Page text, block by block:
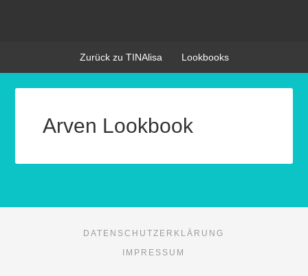
Zurück zu TINAlisa Lookbooks
Arven Lookbook
DATENSCHUTZERKLÄRUNG
IMPRESSUM